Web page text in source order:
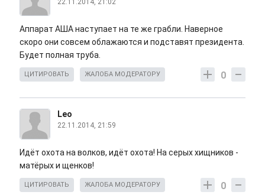
22.11.2014, 21:02
Аппарат АША наступает на те же грабли. Наверное
скоро они совсем облажаются и подставят президента.
Будет полная труба.
0
ЦИТИРОВАТЬ ЖАЛОБА МОДЕРАТОРУ
Leo
22.11.2014, 21:59
Идёт охота на волков, идёт охота! На серых хищников -
матёрых и щенков!
0
ЦИТИРОВАТЬ ЖАЛОБА МОДЕРАТОРУ